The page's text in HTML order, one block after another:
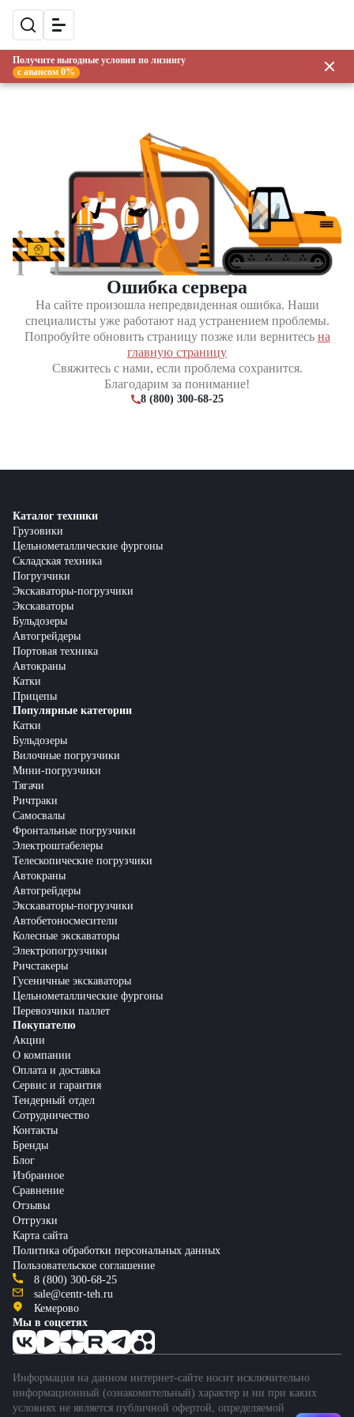
Получите выгодные условия по лизингу
с авансом 0%
Ошибка сервера
На сайте произошла непредвиденная ошибка. Наши
специалисты уже работают над устранением проблемы.
Попробуйте обновить страницу позже или вернитесь на
главную страницу
Свяжитесь с нами, если проблема сохранится.
Благодарим за понимание!
8 (800) 300-68-25
Каталог техники
Грузовики
Цельнометаллические фургоны
Складская техника
Погрузчики
Экскаваторы-погрузчики
Экскаваторы
Бульдозеры
Автогрейдеры
Портовая техника
Автокраны
Катки
Прицепы
Популярные категории
Катки
Бульдозеры
Вилочные погрузчики
Мини-погрузчики
Тягачи
Ричтраки
Самосвалы
Фронтальные погрузчики
Электроштабелеры
Телескопические погрузчики
Автокраны
Автогрейдеры
Экскаваторы-погрузчики
Автобетоносмесители
Колесные экскаваторы
Электропогрузчики
Ричстакеры
Гусеничные экскаваторы
Цельнометаллические фургоны
Перевозчики паллет
Покупателю
Акции
О компании
Оплата и доставка
Сервис и гарантия
Тендерный отдел
Сотрудничество
Контакты
Бренды
Блог
Избранное
Сравнение
Отзывы
Отгрузки
Карта сайта
Политика обработки персональных данных
Пользовательское соглашение
8 (800) 300-68-25
sale@centr-teh.ru
Кемерово
Мы в соцсетях
Информация на данном интернет-сайте носит исключительно
информационный (ознакомительный) характер и ни при каких
условиях не является публичной офертой, определяемой